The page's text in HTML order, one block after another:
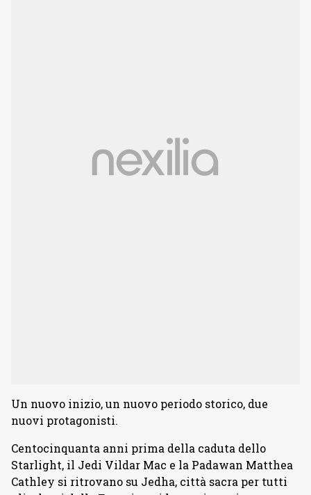
Un nuovo inizio, un nuovo periodo storico, due
nuovi protagonisti.
Centocinquanta anni prima della caduta dello
Starlight, il Jedi Vildar Mac e la Padawan Matthea
Cathley si ritrovano su Jedha, città sacra per tutti